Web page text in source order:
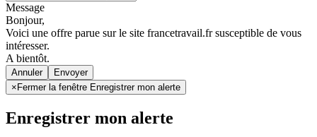
Message
Bonjour,
Voici une offre parue sur le site francetravail.fr susceptible de vous
intéresser.
A bientôt.
Annuler
× Fermer la fenêtre Enregistrer mon alerte
Enregistrer mon alerte